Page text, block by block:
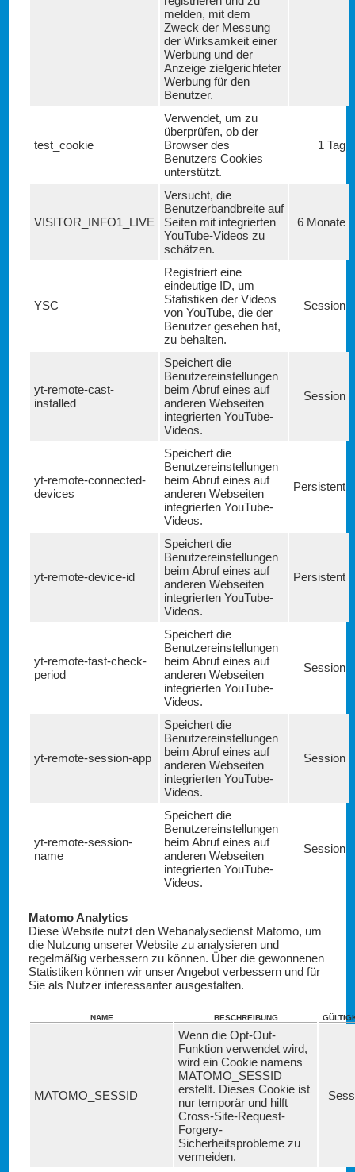
melden, mit dem
Zweck der Messung
der Wirksamkeit einer
Werbung und der
Anzeige zielgerichteter
Werbung für den
Benutzer.
test_cookie
Verwendet, um zu
überprüfen, ob der
Browser des
Benutzers Cookies
unterstützt.
1 Tag
VISITOR_INFO1_LIVE
Versucht, die
Benutzerbandbreite auf
Seiten mit integrierten
YouTube-Videos zu
schätzen.
6 Monate
YSC
Registriert eine
eindeutige ID, um
Statistiken der Videos
von YouTube, die der
Benutzer gesehen hat,
zu behalten.
Session
yt-remote-cast-
installed
Speichert die
Benutzereinstellungen
beim Abruf eines auf
anderen Webseiten
integrierten YouTube-
Videos.
Session
yt-remote-connected-
devices
Speichert die
Benutzereinstellungen
beim Abruf eines auf
anderen Webseiten
integrierten YouTube-
Videos.
Persistent
yt-remote-device-id
Speichert die
Benutzereinstellungen
beim Abruf eines auf
anderen Webseiten
integrierten YouTube-
Videos.
Persistent
yt-remote-fast-check-
period
Speichert die
Benutzereinstellungen
beim Abruf eines auf
anderen Webseiten
integrierten YouTube-
Videos.
Session
yt-remote-session-app
Speichert die
Benutzereinstellungen
beim Abruf eines auf
anderen Webseiten
integrierten YouTube-
Videos.
Session
yt-remote-session-
name
Speichert die
Benutzereinstellungen
beim Abruf eines auf
anderen Webseiten
integrierten YouTube-
Videos.
Session
Matomo Analytics
Diese Website nutzt den Webanalysedienst Matomo, um
die Nutzung unserer Website zu analysieren und
regelmäßig verbessern zu können. Über die gewonnenen
Statistiken können wir unser Angebot verbessern und für
Sie als Nutzer interessanter ausgestalten.
NAME BESCHREIBUNG
MATOMO_SESSID
Wenn die Opt-Out-
Funktion verwendet wird,
wird ein Cookie namens
MATOMO_SESSID
erstellt. Dieses Cookie ist
nur temporär und hilft
Cross-Site-Request-
Forgery-
Sicherheitsprobleme zu
vermeiden.